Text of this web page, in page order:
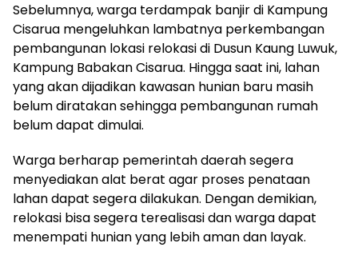
Sebelumnya, warga terdampak banjir di Kampung
Cisarua mengeluhkan lambatnya perkembangan
pembangunan lokasi relokasi di Dusun Kaung Luwuk,
Kampung Babakan Cisarua. Hingga saat ini, lahan
yang akan dijadikan kawasan hunian baru masih
belum diratakan sehingga pembangunan rumah
belum dapat dimulai.
Warga berharap pemerintah daerah segera
menyediakan alat berat agar proses penataan
lahan dapat segera dilakukan. Dengan demikian,
relokasi bisa segera terealisasi dan warga dapat
menempati hunian yang lebih aman dan layak.